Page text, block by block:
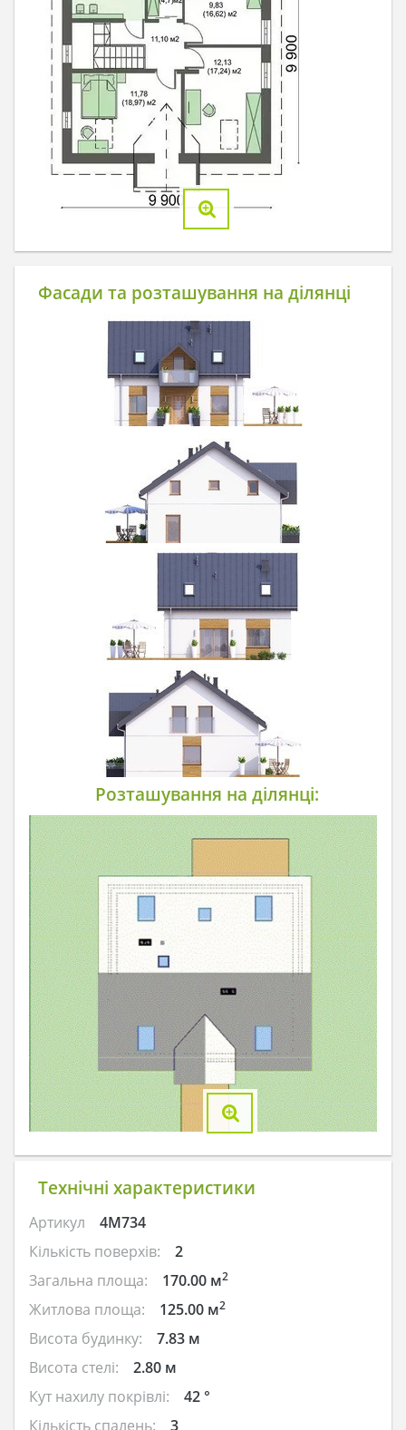
Фасади та розташування на ділянці
Розташування на ділянці:
Технічні характеристики
Артикул
4M734
Кількість поверхів:
2
Загальна площа:
170.00 м2
Житлова площа: 125.00 м2
Висота будинку:
7.83 м
Висота стелі:
2.80 м
Кут нахилу покрівлі:
42 °
Кількість спалень:
3